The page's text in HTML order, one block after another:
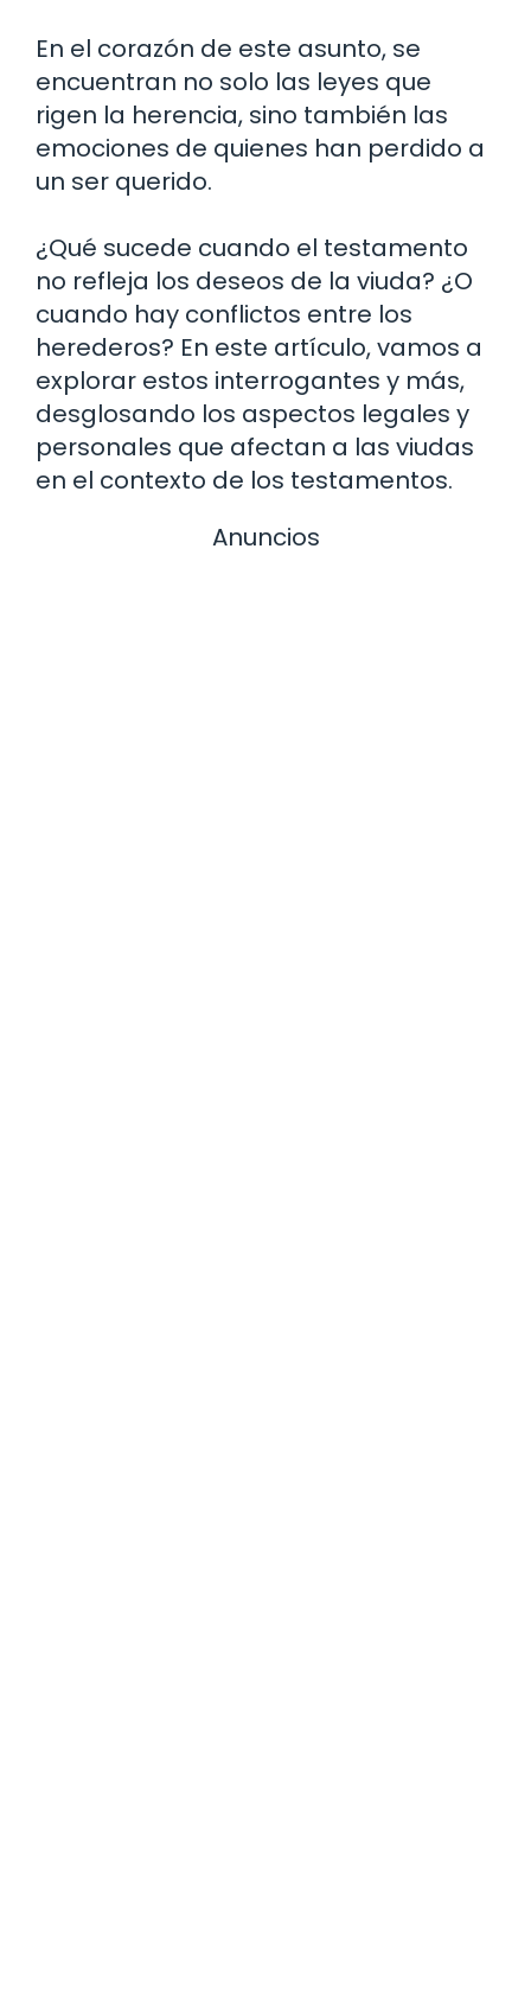
En el corazón de este asunto, se
encuentran no solo las leyes que
rigen la herencia, sino también las
emociones de quienes han perdido a
un ser querido.
¿Qué sucede cuando el testamento
no refleja los deseos de la viuda? ¿O
cuando hay conflictos entre los
herederos? En este artículo, vamos a
explorar estos interrogantes y más,
desglosando los aspectos legales y
personales que afectan a las viudas
en el contexto de los testamentos.
Anuncios